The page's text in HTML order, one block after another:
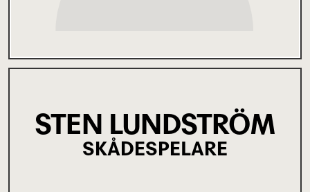
STEN LUNDSTRÖM
SKÅDESPELARE